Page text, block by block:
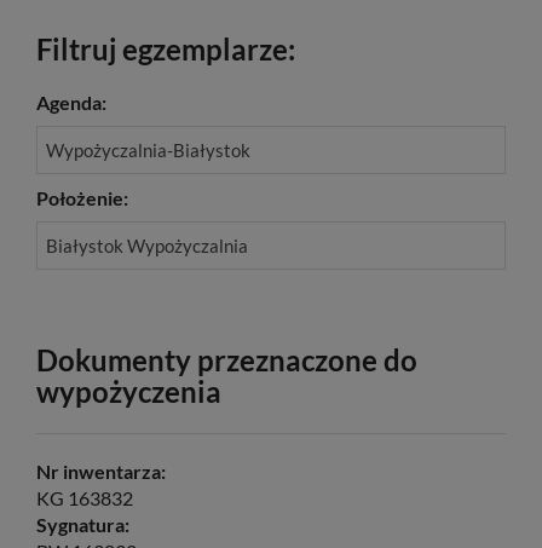
Filtruj egzemplarze:
Agenda:
Wypożyczalnia-Białystok
Położenie:
Białystok Wypożyczalnia
Dokumenty przeznaczone do
wypożyczenia
Nr inwentarza:
KG 163832
Sygnatura: